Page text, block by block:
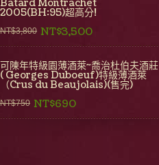
Batard Montrachet
2005(BH:95)超高分!
NT$3,800 NT$3,500
可陳年特級園薄酒萊~喬治杜伯夫酒莊
( Georges Duboeuf)特級薄酒萊
（Crus du Beaujolais)(售完)
NT$750 NT$690